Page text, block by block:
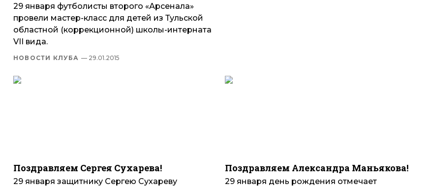
29 января футболисты второго «Арсенала»
провели мастер-класс для детей из Тульской
областной (коррекционной) школы-интерната
VII вида.
НОВОСТИ КЛУБА — 29.01.2015
Поздравляем Сергея Сухарева!
29 января защитнику Сергею Сухареву
Поздравляем Александра Маньякова!
29 января день рождения отмечает